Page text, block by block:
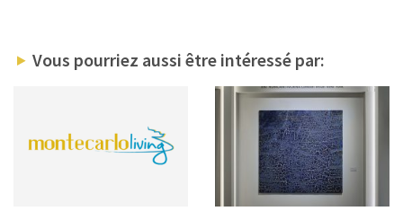
Vous pourriez aussi être intéressé par: